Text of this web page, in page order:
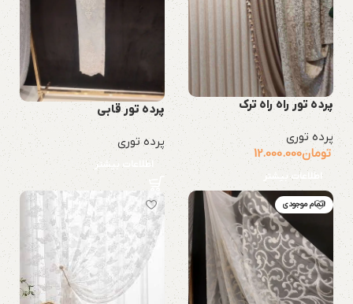
پرده تور راه راه ترک
پرده توری
تومان12.000.000
اطلاعات بیشتر
پرده تور قابی
پرده توری
اطلاعات بیشتر
اتمام موجودی